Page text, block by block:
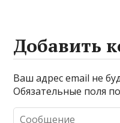
Добавить
Ваш адрес email не
Обязательные поля